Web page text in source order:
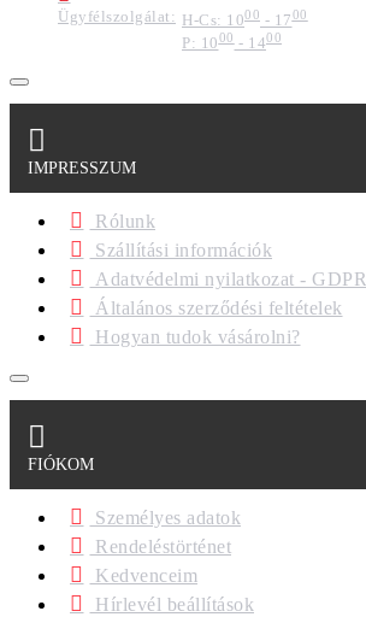
Ügyfélszolgálat: H-Cs: 1000 - 1700
P: 1000- 1400
IMPRESSZUM
Rólunk
Szállítási információk
Adatvédelmi nyilatkozat - GDPR
Általános szerződési feltételek
Hogyan tudok vásárolni?
FIÓKOM
Személyes adatok
Rendeléstörténet
Kedvenceim
Hírlevél beállítások